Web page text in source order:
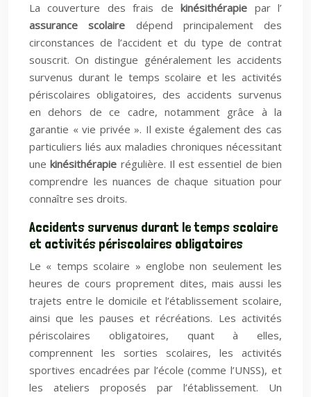
La couverture des frais dekinésithérapie par l’
assurance scolaire dépend principalement des
circonstances de l’accident et du type de contrat
souscrit. On distingue généralement les accidents
survenus durant le temps scolaire et les activités
périscolaires obligatoires, des accidents survenus
en dehors de ce cadre, notamment grâce à la
garantie « vie privée ». Il existe également des cas
particuliers liés aux maladies chroniques nécessitant
unekinésithérapie régulière. Il est essentiel de bien
comprendre les nuances de chaque situation pour
connaître ses droits.
Accidents survenus durant le temps scolaire
et activités périscolaires obligatoires
Le « temps scolaire » englobe non seulement les
heures de cours proprement dites, mais aussi les
trajets entre le domicile et l’établissement scolaire,
ainsi que les pauses et récréations. Les activités
périscolaires obligatoires, quant à elles,
comprennent les sorties scolaires, les activités
sportives encadrées par l’école (comme l’UNSS), et
les ateliers proposés par l’établissement. Un